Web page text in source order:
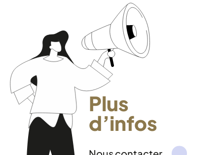
Plus
d’infos